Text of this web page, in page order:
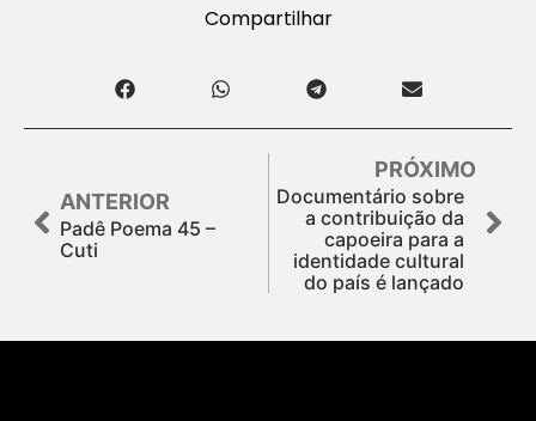
Compartilhar
ANTERIOR
Padê Poema 45 –
Cuti
PRÓXIMO
Documentário sobre
a contribuição da
capoeira para a
identidade cultural
do país é lançado